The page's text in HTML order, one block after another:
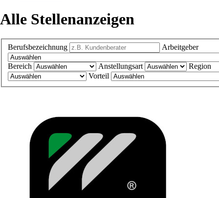
Alle Stellenanzeigen
Berufsbezeichnung Arbeitgeber
Bereich Anstellungsart
Region
Vorteil